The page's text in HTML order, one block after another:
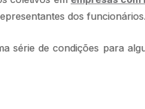
dos funcionários.
série de condições para